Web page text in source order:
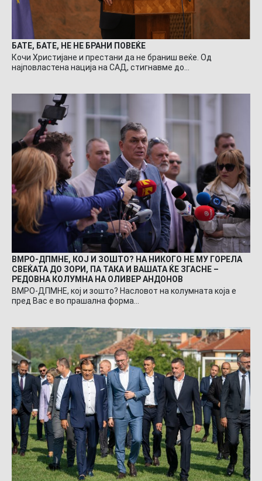
БАТЕ, БАТЕ, НЕ НЕ БРАНИ ПОВЕЌЕ
Кочи Христијане и престани да не браниш веќе. Од
најповластена нација на САД, стигнавме до…
ВМРО-ДПМНЕ, КОЈ И ЗОШТО? НА НИКОГО НЕ МУ ГОРЕЛА
СВЕЌАТА ДО ЗОРИ, ПА ТАКА И ВАШАТА ЌЕ ЗГАСНЕ –
РЕДОВНА КОЛУМНА НА ОЛИВЕР АНДОНОВ
ВМРО-ДПМНЕ, кој и зошто? Насловот на колумната која е
пред Вас е во прашална форма…